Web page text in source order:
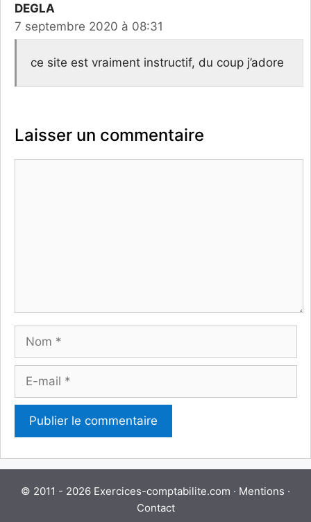
DEGLA
7 septembre 2020 à 08:31
ce site est vraiment instructif, du coup j’adore
Laisser un commentaire
Nom
© 2011 - 2026 Exercices-comptabilite.com · Mentions ·
Contact